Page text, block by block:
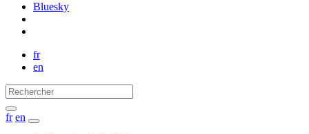
Bluesky
fr
en
fr en